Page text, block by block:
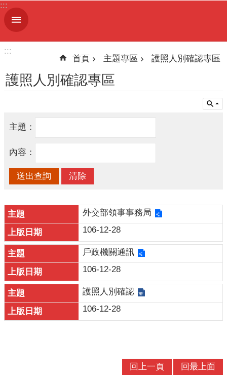
跳到主要內容區塊
進
階
簡
民
服
人
口
統
計
最
新
消
息
:::
:::
首頁 主題專區 護照人別確認專區
護照人別確認專區
主題：
內容：
外交部領事事務局
106-12-28
戶政機關通訊
106-12-28
護照人別確認
106-12-28
回上一頁 回最上面